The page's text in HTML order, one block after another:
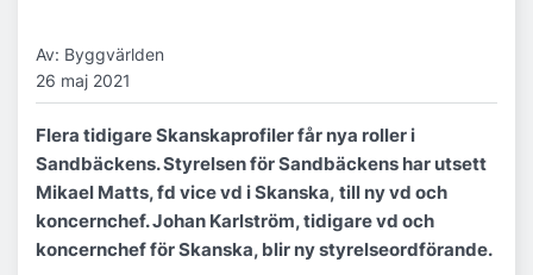
Av: Byggvärlden
26 maj 2021
Flera tidigare Skanskaprofiler får nya roller i
Sandbäckens. Styrelsen för Sandbäckens har utsett
Mikael Matts, fd vice vd i Skanska, till ny vd och
koncernchef. Johan Karlström, tidigare vd och
koncernchef för Skanska, blir ny styrelseordförande.